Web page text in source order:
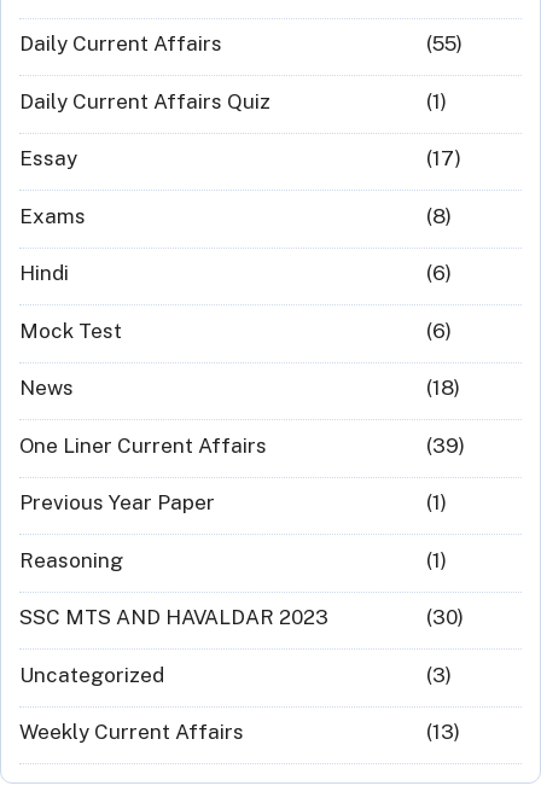
Daily Current Affairs (55)
Daily Current Affairs Quiz (1)
Essay (17)
Exams (8)
Hindi (6)
Mock Test (6)
News (18)
One Liner Current Affairs (39)
Previous Year Paper (1)
Reasoning (1)
SSC MTS AND HAVALDAR 2023 (30)
Uncategorized (3)
Weekly Current Affairs (13)